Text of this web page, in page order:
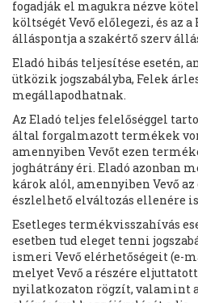
fogadják el magukra nézve
költségét Vevő előlegezi, és az
álláspontja a szakértő szerv
Eladó hibás teljesítése esetén,
ütközik jogszabályba, Felek
megállapodhatnak.
Az Eladó teljes felelőséggel
által forgalmazott termékek
amennyiben Vevőt ezen
joghátrány éri. Eladó azonban
károk alól, amennyiben Vevő
észlelhető elváltozás ellenére
Esetleges termékvisszahívás
esetben tud eleget tenni
ismeri Vevő elérhetőségeit (e-
melyet Vevő a részére
nyilatkozaton rögzít, valamint